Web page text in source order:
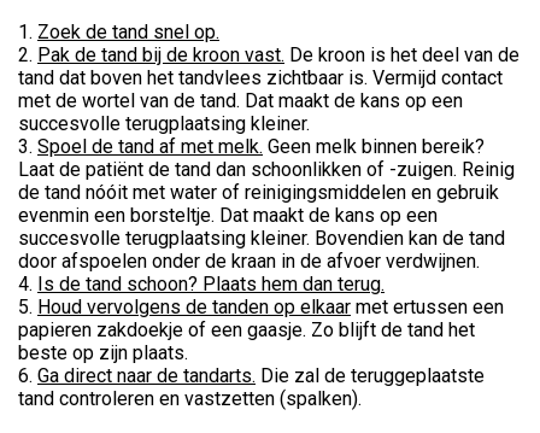
1. Zoek de tand snel op.
2. Pak de tand bij de kroon vast. De kroon is het deel van de
tand dat boven het tandvlees zichtbaar is. Vermijd contact
met de wortel van de tand. Dat maakt de kans op een
succesvolle terugplaatsing kleiner.
3. Spoel de tand af met melk. Geen melk binnen bereik?
Laat de patiënt de tand dan schoonlikken of -zuigen. Reinig
de tand nóóit met water of reinigingsmiddelen en gebruik
evenmin een borsteltje. Dat maakt de kans op een
succesvolle terugplaatsing kleiner. Bovendien kan de tand
door afspoelen onder de kraan in de afvoer verdwijnen.
4. Is de tand schoon? Plaats hem dan terug.
5. Houd vervolgens de tanden op elkaar met ertussen een
papieren zakdoekje of een gaasje. Zo blijft de tand het
beste op zijn plaats.
6. Ga direct naar de tandarts. Die zal de teruggeplaatste
tand controleren en vastzetten (spalken).